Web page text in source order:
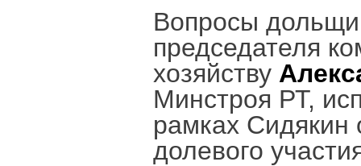
Вопросы
председателя
хозяйству
Минстроя РТ,
рамках Сидякин
долевого